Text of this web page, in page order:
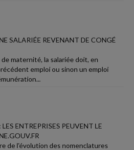
SALARIÉE REVENANT DE CONGÉ
maternité, la salariée doit, en
emploi ou sinon un emploi
ENTREPRISES PEUVENT LE
de l'évolution des nomenclatures